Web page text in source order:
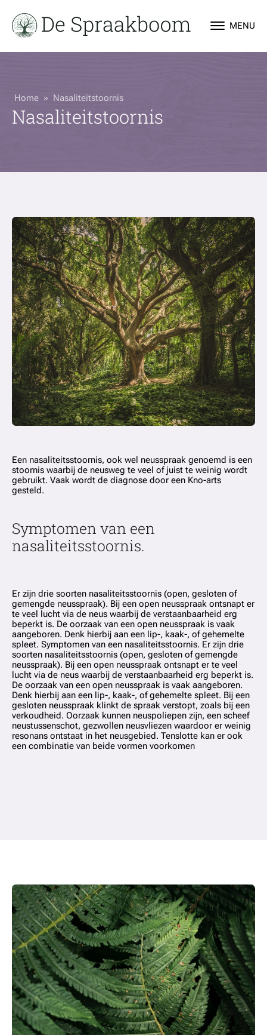
MENU
Home » Nasaliteitstoornis
Nasaliteitstoornis
Een nasaliteitsstoornis, ook wel neusspraak genoemd is een
stoornis waarbij de neusweg te veel of juist te weinig wordt
gebruikt. Vaak wordt de diagnose door een Kno-arts
gesteld.
Symptomen van een
nasaliteitsstoornis.
Er zijn drie soorten nasaliteitsstoornis (open, gesloten of
gemengde neusspraak). Bij een open neusspraak ontsnapt er
te veel lucht via de neus waarbij de verstaanbaarheid erg
beperkt is. De oorzaak van een open neusspraak is vaak
aangeboren. Denk hierbij aan een lip-, kaak-, of gehemelte
spleet. Symptomen van een nasaliteitsstoornis. Er zijn drie
soorten nasaliteitsstoornis (open, gesloten of gemengde
neusspraak). Bij een open neusspraak ontsnapt er te veel
lucht via de neus waarbij de verstaanbaarheid erg beperkt is.
De oorzaak van een open neusspraak is vaak aangeboren.
Denk hierbij aan een lip-, kaak-, of gehemelte spleet. Bij een
gesloten neusspraak klinkt de spraak verstopt, zoals bij een
verkoudheid. Oorzaak kunnen neuspoliepen zijn, een scheef
neustussenschot, gezwollen neusvliezen waardoor er weinig
resonans ontstaat in het neusgebied. Tenslotte kan er ook
een combinatie van beide vormen voorkomen